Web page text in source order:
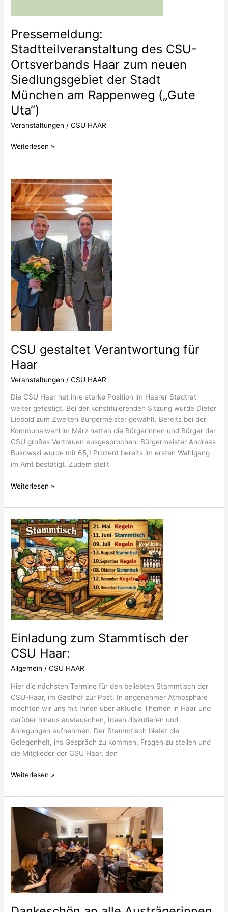
Pressemeldung:
Stadtteilveranstaltung des CSU-
Ortsverbands Haar zum neuen
Siedlungsgebiet der Stadt
München am Rappenweg („Gute
Uta“)
Veranstaltungen /CSU HAAR
Siedlungsgebiet
Stadt
München
am
Rappenweg
(„Gute
Uta“)
Weiterlesen »
CSU gestaltet Verantwortung für
Haar
Veranstaltungen /CSU HAAR
Die CSU Haar hat ihre starke Position im Haarer Stadtrat
weiter gefestigt. Bei der konstituierenden Sitzung wurde Dieter
Liebold zum Zweiten Bürgermeister gewählt. Bereits bei der
Kommunalwahl im März hatten die Bürgerinnen und Bürger der
CSU großes Vertrauen ausgesprochen: Bürgermeister Andreas
Bukowski wurde mit 65,1 Prozent bereits im ersten Wahlgang
im Amt bestätigt. Zudem stellt
CSU
gestaltet
Verantwortung
für
Weiterlesen »
Einladung zum Stammtisch der
CSU Haar:
Allgemein /CSU HAAR
Hier die nächsten Termine für den beliebten Stammtisch der
CSU-Haar, im Gasthof zur Post. In angenehmer Atmosphäre
möchten wir uns mit Ihnen über aktuelle Themen in Haar und
darüber hinaus austauschen, Ideen diskutieren und
Anregungen aufnehmen. Der Stammtisch bietet die
Gelegenheit, ins Gespräch zu kommen, Fragen zu stellen und
die Mitglieder der CSU Haar, den
Einladung
zum
Stammtisch
der
CSU
Haar:
Weiterlesen »
Dankeschön
an
alle
Austrägerinnen
und
Austräger